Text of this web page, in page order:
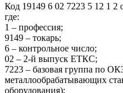
Код 19149 6 02 7223 5 12 1 2
где:
1 – профессия;
9149 – токарь;
6 – контрольное число;
02 – 2-й выпуск ЕТКС;
7223 – базовая группа по
металлообрабатывающих
оборудования);